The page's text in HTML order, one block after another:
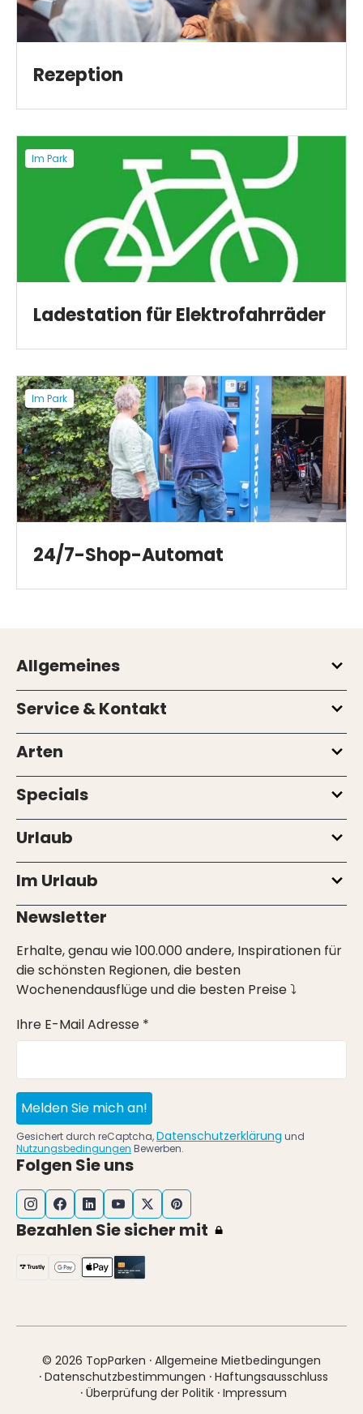
Rezeption
Im Park
Ladestation für Elektrofahrräder
Im Park
24/7-Shop-Automat
Allgemeines
Service & Kontakt
Arten
Specials
Urlaub
Im Urlaub
Newsletter
Erhalte, genau wie 100.000 andere, Inspirationen für
die schönsten Regionen, die besten
Wochenendausflüge und die besten Preise ⤵
Ihre E-Mail Adresse *
Melden Sie mich an!
Gesichert durch reCaptcha,Datenschutzerklärung und
Nutzungsbedingungen Bewerben.
Folgen Sie uns
Bezahlen Sie sicher mit
© 2026 TopParken · Allgemeine Mietbedingungen
· Datenschutzbestimmungen · Haftungsausschluss
· Überprüfung der Politik · Impressum